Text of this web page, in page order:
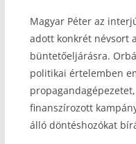
Magyar Péter az
adott konkrét névsort
büntetőeljárásra.
politikai értelemben
finanszírozott
álló döntéshozókat